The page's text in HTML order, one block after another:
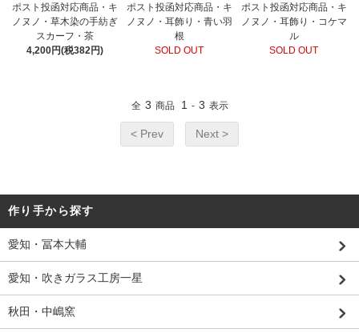
ポスト投函対応商品・キ
ノヌノ・草木染の手紡ぎ
スカーフ・茶
4,200円(税382円)
ポスト投函対応商品・キ
ノヌノ・耳飾り・青い羽
根
SOLD OUT
ポスト投函対応商品・キ
ノヌノ・耳飾り・コケマ
ル
SOLD OUT
全 3 商品 1 - 3 表示
< Prev Next >
作り手から探す
愛知・冨本大輔
愛知・吹きガラス工房一星
秋田・中嶋窯